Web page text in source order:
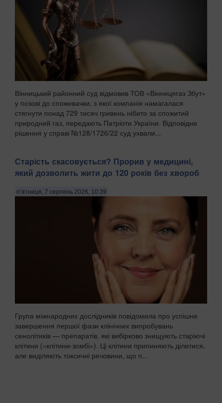
Вінницький районний суд відмовив ТОВ «Вінницягаз Збут»
у позові до споживачки, з якої компанія намагалася
стягнути понад 729 тисяч гривень нібито за спожитий
природний газ, передають Патріоти України. Відповідне
рішення у справі №128/1726/22 суд ухвали...
Старість скасовується? Прорив у медицині,
який дозволить жити до 120 років без хвороб
п’ятниця, 7 серпень 2026, 10:39
Група міжнародних дослідників повідомила про успішне
завершення першої фази клінічних випробувань
сенолітиків — препаратів, які вибірково знищують старіючі
клітини («клітини-зомбі»). Ці клітини припиняють ділитися,
але виділяють токсичні речовини, що п...